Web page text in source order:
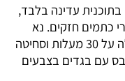
עדינה בלבד,
כתמים חזקים. נא
להקפיד על טמפרטורת מים שלא תעלה על 30 מעלות וסחיטה
עם בגדים בצבעים